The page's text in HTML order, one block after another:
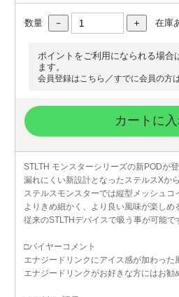
数量 在庫
ポイントをご利用になられる場合
ます。
会員登録はこちら ／すでに会員の方
カートに
STLTH モンスターシリーズの新PODが登
漏れにくい新設計となったステルスXから
ステルスモンスターでは縦型メッシュコ
よりきめ細かく、より良い風味が楽しめ
従来のSTLTHデバイスで吸う事が可能で
□バイヤーコメント
エナジードリンクにアイス感が加わった
エナジードリンクがお好きな方にはお勧